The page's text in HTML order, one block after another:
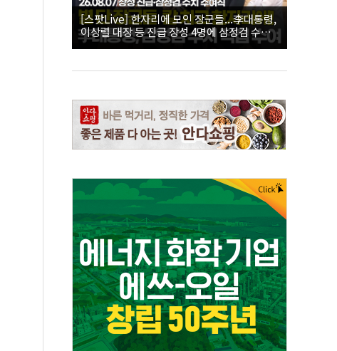
[스팟Live] 한자리에 모인 장군들...李대통령,
이상렬 대장 등 진급 장성 4명에 삼정검 수치
직접 수여｜26.08.07 장성 진급·삼정검 수치